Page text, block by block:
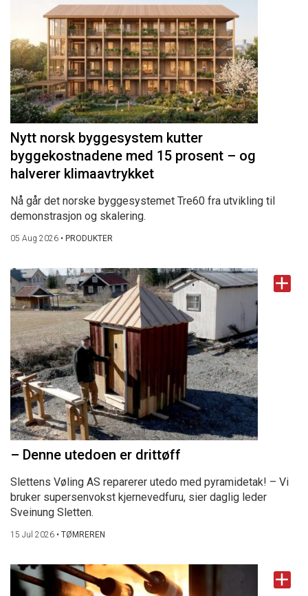
Nytt norsk byggesystem kutter
byggekostnadene med 15 prosent – og
halverer klimaavtrykket
Nå går det norske byggesystemet Tre60 fra utvikling til
demonstrasjon og skalering.
05 Aug 2026 • PRODUKTER
– Denne utedoen er drittøff
Slettens Vøling AS reparerer utedo med pyramidetak! – Vi
bruker supersenvokst kjernevedfuru, sier daglig leder
Sveinung Sletten.
15 Jul 2026 • TØMREREN